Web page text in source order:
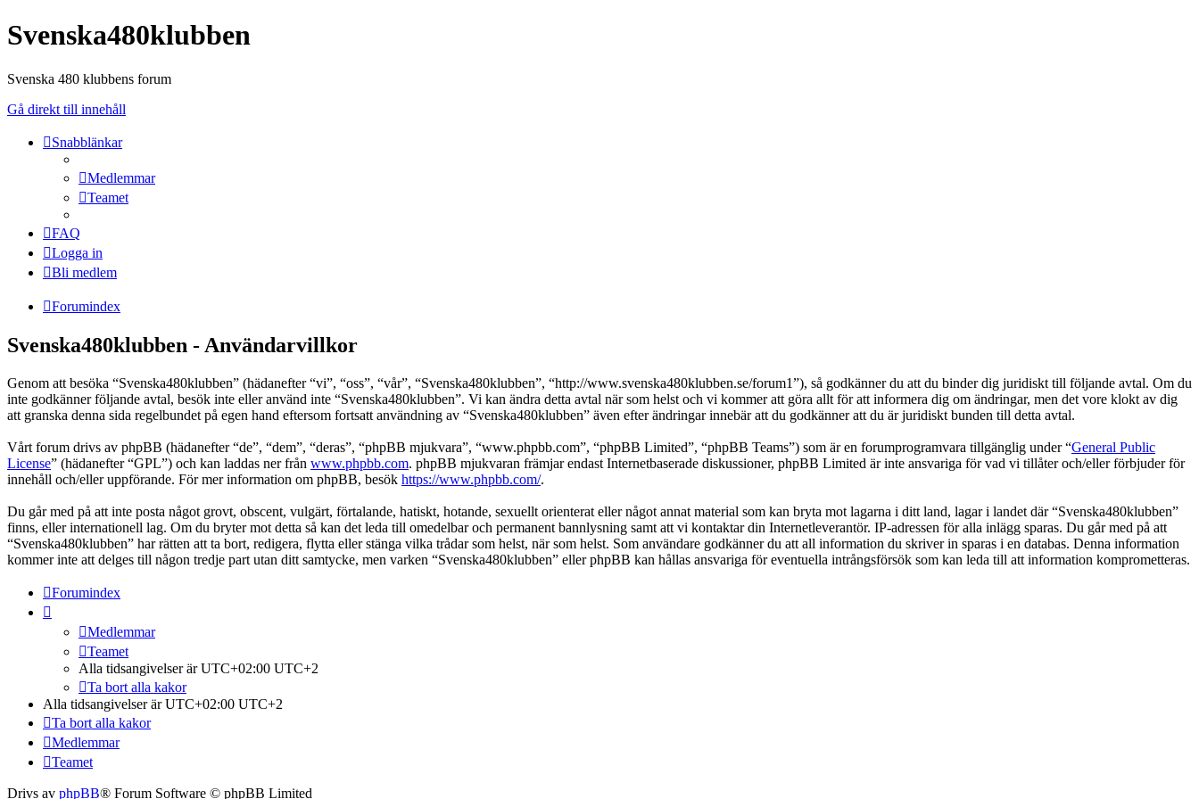
Svenska480klubben
Svenska 480 klubbens forum
Gå direkt till innehåll
Snabblänkar
Medlemmar
Teamet
FAQ
Logga in
Bli medlem
Forumindex
Svenska480klubben - Användarvillkor
Genom att besöka “Svenska480klubben” (hädanefter “vi”, “oss”, “vår”, “Svenska480klubben”, “http://www.svenska480klubben.se/forum1”), så godkänner du att du binder dig juridiskt till följande avtal. Om du
inte godkänner följande avtal, besök inte eller använd inte “Svenska480klubben”. Vi kan ändra detta avtal när som helst och vi kommer att göra allt för att informera dig om ändringar, men det vore klokt av dig
att granska denna sida regelbundet på egen hand eftersom fortsatt användning av “Svenska480klubben” även efter ändringar innebär att du godkänner att du är juridiskt bunden till detta avtal.
Vårt forum drivs av phpBB (hädanefter “de”, “dem”, “deras”, “phpBB mjukvara”, “www.phpbb.com”, “phpBB Limited”, “phpBB Teams”) som är en forumprogramvara tillgänglig under “General Public
License” (hädanefter “GPL”) och kan laddas ner från www.phpbb.com. phpBB mjukvaran främjar endast Internetbaserade diskussioner, phpBB Limited är inte ansvariga för vad vi tillåter och/eller förbjuder för
innehåll och/eller uppförande. För mer information om phpBB, besök https://www.phpbb.com/.
Du går med på att inte posta något grovt, obscent, vulgärt, förtalande, hatiskt, hotande, sexuellt orienterat eller något annat material som kan bryta mot lagarna i ditt land, lagar i landet där “Svenska480klubben”
finns, eller internationell lag. Om du bryter mot detta så kan det leda till omedelbar och permanent bannlysning samt att vi kontaktar din Internetleverantör. IP-adressen för alla inlägg sparas. Du går med på att
“Svenska480klubben” har rätten att ta bort, redigera, flytta eller stänga vilka trådar som helst, när som helst. Som användare godkänner du att all information du skriver in sparas i en databas. Denna information
kommer inte att delges till någon tredje part utan ditt samtycke, men varken “Svenska480klubben” eller phpBB kan hållas ansvariga för eventuella intrångsförsök som kan leda till att information komprometteras.
Forumindex
Medlemmar
Teamet
Alla tidsangivelser är UTC+02:00 UTC+2
Ta bort alla kakor
Alla tidsangivelser är UTC+02:00 UTC+2
Ta bort alla kakor
Medlemmar
Teamet
Drivs av phpBB® Forum Software © phpBB Limited